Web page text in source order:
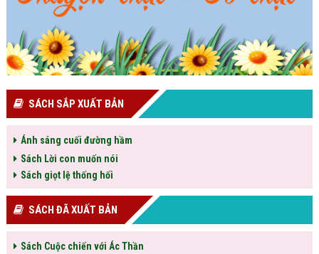
SÁCH SẮP XUẤT BẢN
Ánh sáng cuối đường hầm
Sách Lời con muốn nói
Sách giọt lệ thống hối
SÁCH ĐÃ XUẤT BẢN
Sách Cuộc chiến với Ác Thần